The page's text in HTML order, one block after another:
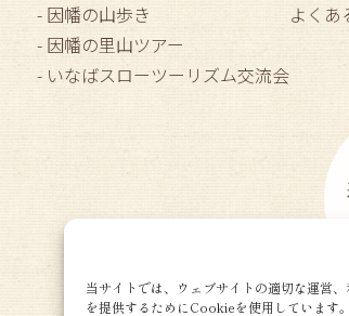
当サイトでは、ウェブサイトの適切な運営
を提供するためにCookieを使用しています。
- 因幡の山歩き
- 因幡の里山ツアー
- いなばスローツーリズム交流会
よくあ